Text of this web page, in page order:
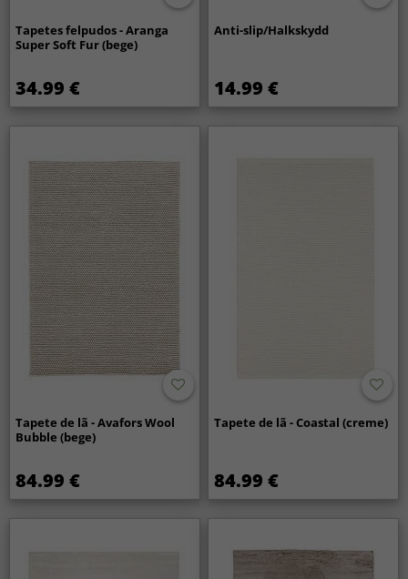
Tapetes felpudos - Aranga
Super Soft Fur (bege)
34.99 €
Anti-slip/Halkskydd
14.99 €
Tapete de lã - Avafors Wool
Bubble (bege)
84.99 €
Tapete de lã - Coastal (creme)
84.99 €